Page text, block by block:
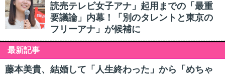
読売テレビ女子アナ」起用までの「最重
要議論」内幕！「別のタレントと東京の
フリーアナ」が候補に
最新記事
藤本美貴、結婚して「人生終わった」から「めちゃ